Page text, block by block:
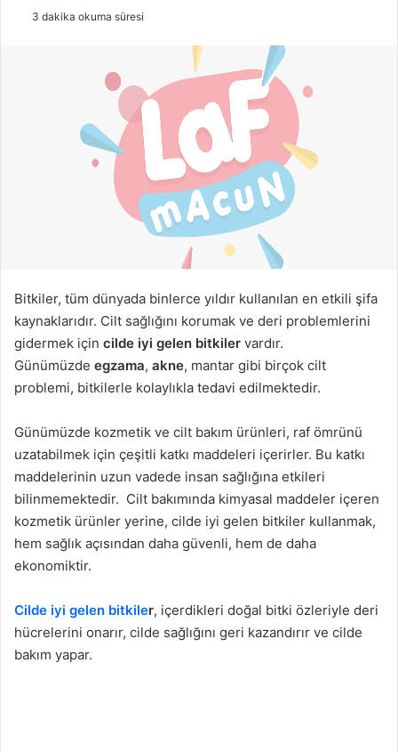
i
p
o
s
t
m
e
k
3 dakika okuma süresi
Bitkiler, tüm dünyada binlerce yıldır kullanılan en etkili şifa
kaynaklarıdır. Cilt sağlığını korumak ve deri problemlerini
gidermek için cilde iyi gelen bitkiler vardır.
Günümüzde egzama, akne, mantar gibi birçok cilt
problemi, bitkilerle kolaylıkla tedavi edilmektedir.
Günümüzde kozmetik ve cilt bakım ürünleri, raf ömrünü
uzatabilmek için çeşitli katkı maddeleri içerirler. Bu katkı
maddelerinin uzun vadede insan sağlığına etkileri
bilinmemektedir. Cilt bakımında kimyasal maddeler içeren
kozmetik ürünler yerine, cilde iyi gelen bitkiler kullanmak,
hem sağlık açısından daha güvenli, hem de daha
ekonomiktir.
Cilde iyi gelen bitkiler, içerdikleri doğal bitki özleriyle deri
hücrelerini onarır, cilde sağlığını geri kazandırır ve cilde
bakım yapar.